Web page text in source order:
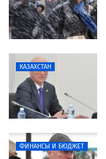
КАЗАХСТАН
ФИНАНСЫ И БЮДЖЕТ